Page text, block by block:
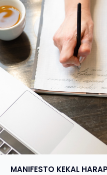
MANIFESTO KEKAL